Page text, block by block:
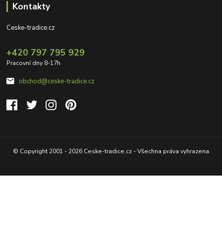
Kontakty
Ceske-tradice.cz
+420 797 795 929
Pracovní dny 8-17h
obchod@ceske-tradice.cz
© Copyright 2001 - 2026 Ceske-tradice.cz - Všechna práva vyhrazena